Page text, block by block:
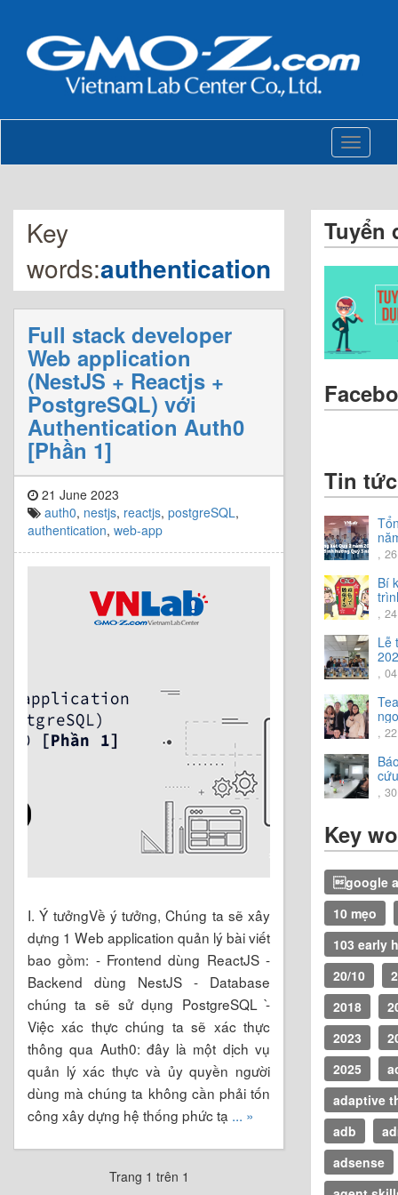
Toggle
Key
words:authentication
Full stack developer
Web application
(NestJS + Reactjs +
PostgreSQL) với
Authentication Auth0
[Phần 1]
21 June 2023
auth0, nestjs, reactjs, postgreSQL,
authentication, web-app
I. Ý tưởngVề ý tưởng, Chúng ta sẽ xây
dựng 1 Web application quản lý bài viết
bao gồm: - Frontend dùng ReactJS -
Backend dùng NestJS - Database
chúng ta sẽ sử dụng PostgreSQL -̀
Việc xác thực chúng ta sẽ xác thực
thông qua Auth0: đây là một dịch vụ
quản lý xác thực và ủy quyền người
dùng mà chúng ta không cần phải tốn
công xây dựng hệ thống phức tạ ... »
Trang 1 trên 1
Tuyển
Tin tức
,
Bí
,
Lễ
,
vời.
,
,
Key
google
10 mẹo
103 early
20/10
2018
2023
2025
adaptive
adb
adsense